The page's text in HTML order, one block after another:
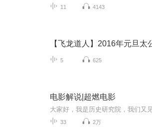
11 4143
【飞龙道人】2016年元旦太
5 625
电影解说|超燃电影
33 2万